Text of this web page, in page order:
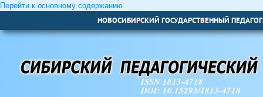
Перейти к основному содержанию
НОВОСИБИРСКИЙ ГОСУДАРСТВЕННЫЙ
ISSN 1813-4718
DOI: 10.15293/1813-4718